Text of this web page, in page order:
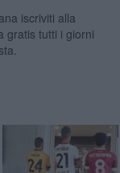
iscriviti alla
gratis tutti i giorni